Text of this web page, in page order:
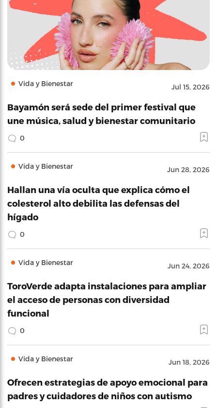
Vida y Bienestar Jul 15, 2026
Bayamón será sede del primer festival que
une música, salud y bienestar comunitario
0
Vida y Bienestar Jun 28, 2026
Hallan una vía oculta que explica cómo el
colesterol alto debilita las defensas del
hígado
0
Vida y Bienestar Jun 24, 2026
ToroVerde adapta instalaciones para ampliar
el acceso de personas con diversidad
funcional
0
Vida y Bienestar Jun 18, 2026
Ofrecen estrategias de apoyo emocional para
padres y cuidadores de niños con autismo